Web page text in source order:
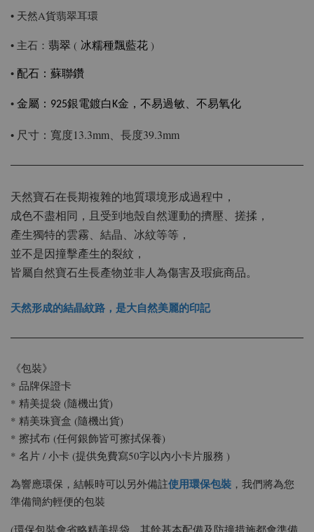
• 天然A貨翡翠耳環
• 主石： 翡翠 ( 冰糯種飄藍花 )
• 配石 ：蘇聯鑽
• 金屬：925銀電鍍白K金，不易過敏、不易氧化
• 尺寸： 寬度13.3mm、長度39.3mm
天然寶石在長期複雜的地質環境形成過程中，
成色不盡相同，且受到地殼自然運動的擠壓、搓揉，
產生獨特的雲霧、結晶、冰紋等等，
並不是因撞擊產生的裂紋，
皆屬自然寶石生長產物並非人為傷害及瑕疵商品。
天然形成的結晶紋路，是大自然美麗的印記
《包裝》
* 品牌保證卡
* 精美提袋 (隨機出貨)
* 精美珠寶盒 (隨機出貨)
* 擦拭布 (任何銀飾皆可擦拭保養)
* 名片 / 小卡 (提供免費寫50字以內小卡片服務 )
為響應環保，結帳時可以另外備註使用環保包裝 ，我們將為您
準備簡約輕便的包裝